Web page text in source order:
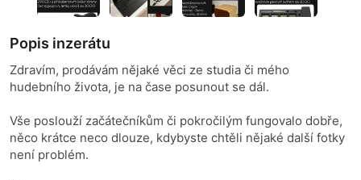
Popis inzerátu
Zdravím, prodávám nějaké věci ze studia či mého
hudebního života, je na čase posunout se dál.
Vše poslouží začátečníkům či pokročilým fungovalo dobře,
něco krátce neco dlouze, kdybyste chtěli nějaké další fotky
není problém.